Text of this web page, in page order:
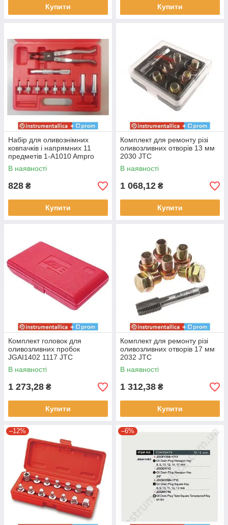
Купити Купити
Набір для оливознімних
ковпачків і напрямних 11
предметів 1-A1010 Ampro
В наявності
828 ₴
Купити
Комплект для ремонту різі
оливозливних отворів 13 мм
2030 JTC
В наявності
1 068,12 ₴
Купити
Комплект головок для
оливозливних пробок
JGAI1402 1117 JTC
В наявності
1 273,28 ₴
Купити
Комплект для ремонту різі
оливозливних отворів 17 мм
2032 JTC
В наявності
1 312,38 ₴
Купити
–12% –6%